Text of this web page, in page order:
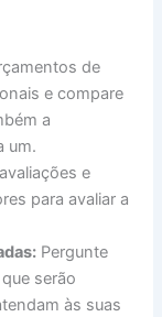
de
e compare
a
um.
e
para avaliar a
Pergunte
serão
às suas